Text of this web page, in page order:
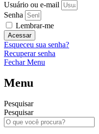
Usuário ou e-mail
Senha
Lembrar-me
Acessar
Esqueceu sua senha?
Recuperar senha
Fechar Menu
Menu
Pesquisar
Pesquisar